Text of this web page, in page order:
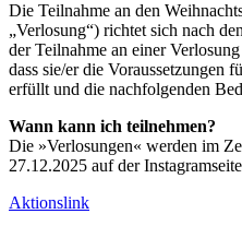
Die Teilnahme an den
„Verlosung“) richtet sich nach
der Teilnahme an einer
dass sie/er die Voraussetzungen
erfüllt und die nachfolgenden
Wann kann ich teilnehmen?
Die »Verlosungen« werden im
27.12.2025 auf der
Aktionslink